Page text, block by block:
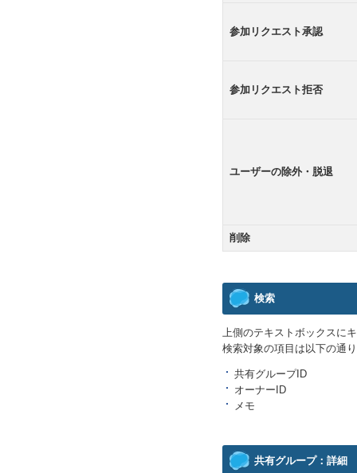
参加リクエスト承認
参加リクエスト拒否
ユーザーの除外・脱退
削除
検索
上側のテキストボックスに
検索対象の項目は以下の通
共有グループID
オーナーID
メモ
共有グループ：詳細